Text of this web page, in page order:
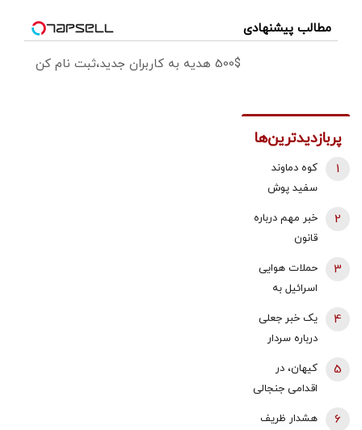
مطالب پیشنهادی
500$ هدیه به کاربران جدید،ثبت نام کن
پربازدیدترین‌ها
کوه دماوند
سفید پوش
1
خبر مهم درباره
قانون
بازنشستگی
زنان و مردان
اعلام شد
2
حملات هوایی
اسرائیل به
زیر ساخت ها و
منازل لبنانی‌ها
تخریب شد
3
یک خبر جعلی
درباره سردار
ساخت بمب
اتم/ این شایعه
از هند نشأت
4
کیهان، در
اقدامی جنجالی
5
هشدار ظریف 6